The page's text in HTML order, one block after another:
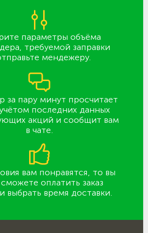
параметры объёма
требуемой заправки
мендежеру.
за пару минут просчитает
последних данных
акций и сообщит вам
в чате.
вам понравятся, то вы
оплатить заказ
выбрать время доставки.